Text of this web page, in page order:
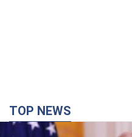
TOP NEWS